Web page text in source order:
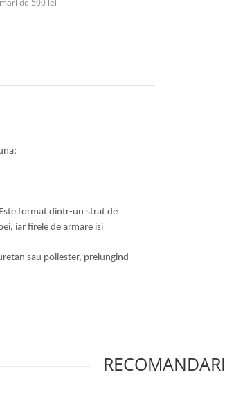
de 500 lei
format dintr-un strat de
iar firele de armare isi
sau poliester, prelungind
RECOMANDARI